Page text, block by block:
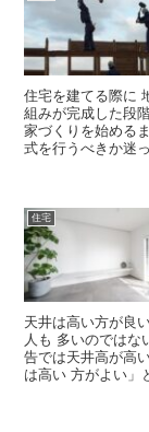
住宅を建てる際に
組みが完成した段
家づくりを始める
式を行うべきか迷
住宅
天井は高い方が良
人も 多いのではな
告では天井高が高
は高い 方がよい」